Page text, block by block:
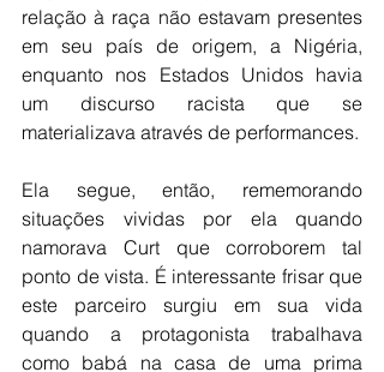
relação à raça não estavam presentes
em seu país de origem, a Nigéria,
enquanto nos Estados Unidos havia
um discurso racista que se
Ela segue, então, rememorando
situações vividas por ela quando
namorava Curt que corroborem tal
ponto de vista. É interessante frisar que
este parceiro surgiu em sua vida
quando a protagonista trabalhava
como babá na casa de uma prima